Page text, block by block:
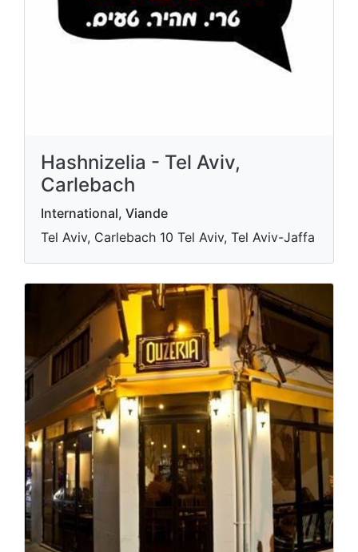
Hashnizelia - Tel Aviv,
Carlebach
International, Viande
Tel Aviv, Carlebach 10 Tel Aviv, Tel Aviv-Jaffa